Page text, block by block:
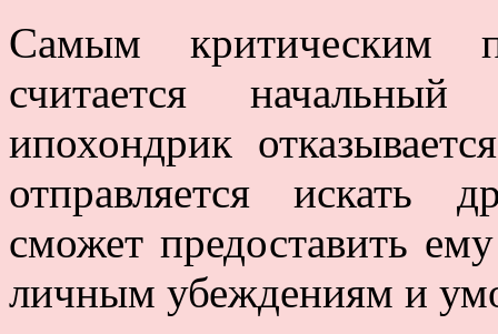
Самым критическим
считается
ипохондрик
отправляется искать
сможет предоставить
личным убеждениям и